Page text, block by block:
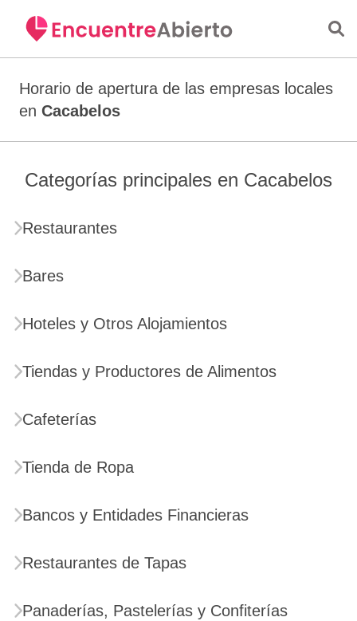
Horario de apertura de las empresas locales
en Cacabelos
Categorías principales en Cacabelos
Restaurantes
Bares
Hoteles y Otros Alojamientos
Tiendas y Productores de Alimentos
Cafeterías
Tienda de Ropa
Bancos y Entidades Financieras
Restaurantes de Tapas
Panaderías, Pastelerías y Confiterías